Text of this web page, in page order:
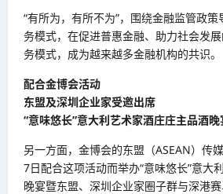
“有所为，有所不为”，围绕金融监管政
务模式，在促进普惠金融、助力社会发
务模式，成为越来越多金融机构的共识。
配合金博会活动
东盟及深圳企业家受邀出席
“意味悠长”意大利艺术家酒庄庄主品酒晚
另一方面，金博会的东盟（ASEAN）传
7日配合这项活动而举办“意味悠长”意大
晚宴暨东盟、深圳企业家圈子群与深港赛